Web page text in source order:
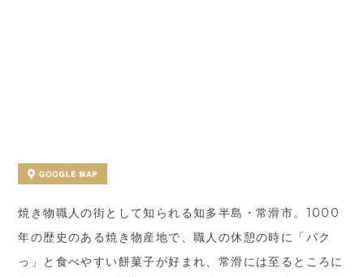
焼き物職人の街として知られる知多半島・常滑市。1000
年の歴史のある焼き物産地で、職人の休憩の時に「パク
っ」と食べやすい餅菓子が好まれ、常滑には至るところに